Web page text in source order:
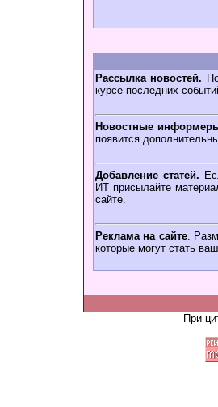
Рассылка новостей.
курсе последних
Новостные
появится
Добавление статей.
ИТ присылайте
сайте.
Реклама на сайте.
которые могут стать
При